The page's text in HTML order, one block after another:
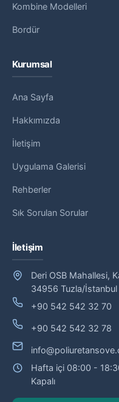
Kombine Modelleri
Bordür
Kurumsal
Ana Sayfa
Hakkımızda
İletişim
Uygulama Galerisi
Rehberler
Sık Sorulan Sorular
İletişim
Deri OSB Mahallesi,
34956 Tuzla/İstanbul
+90 542 542 32 70
+90 542 542 32 78
Hafta içi 08:00 -
Kapalı